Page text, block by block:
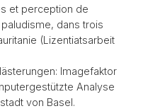
et perception de
dans trois
(Lizentiatsarbeit
Imagefaktor
Analyse
von Basel.